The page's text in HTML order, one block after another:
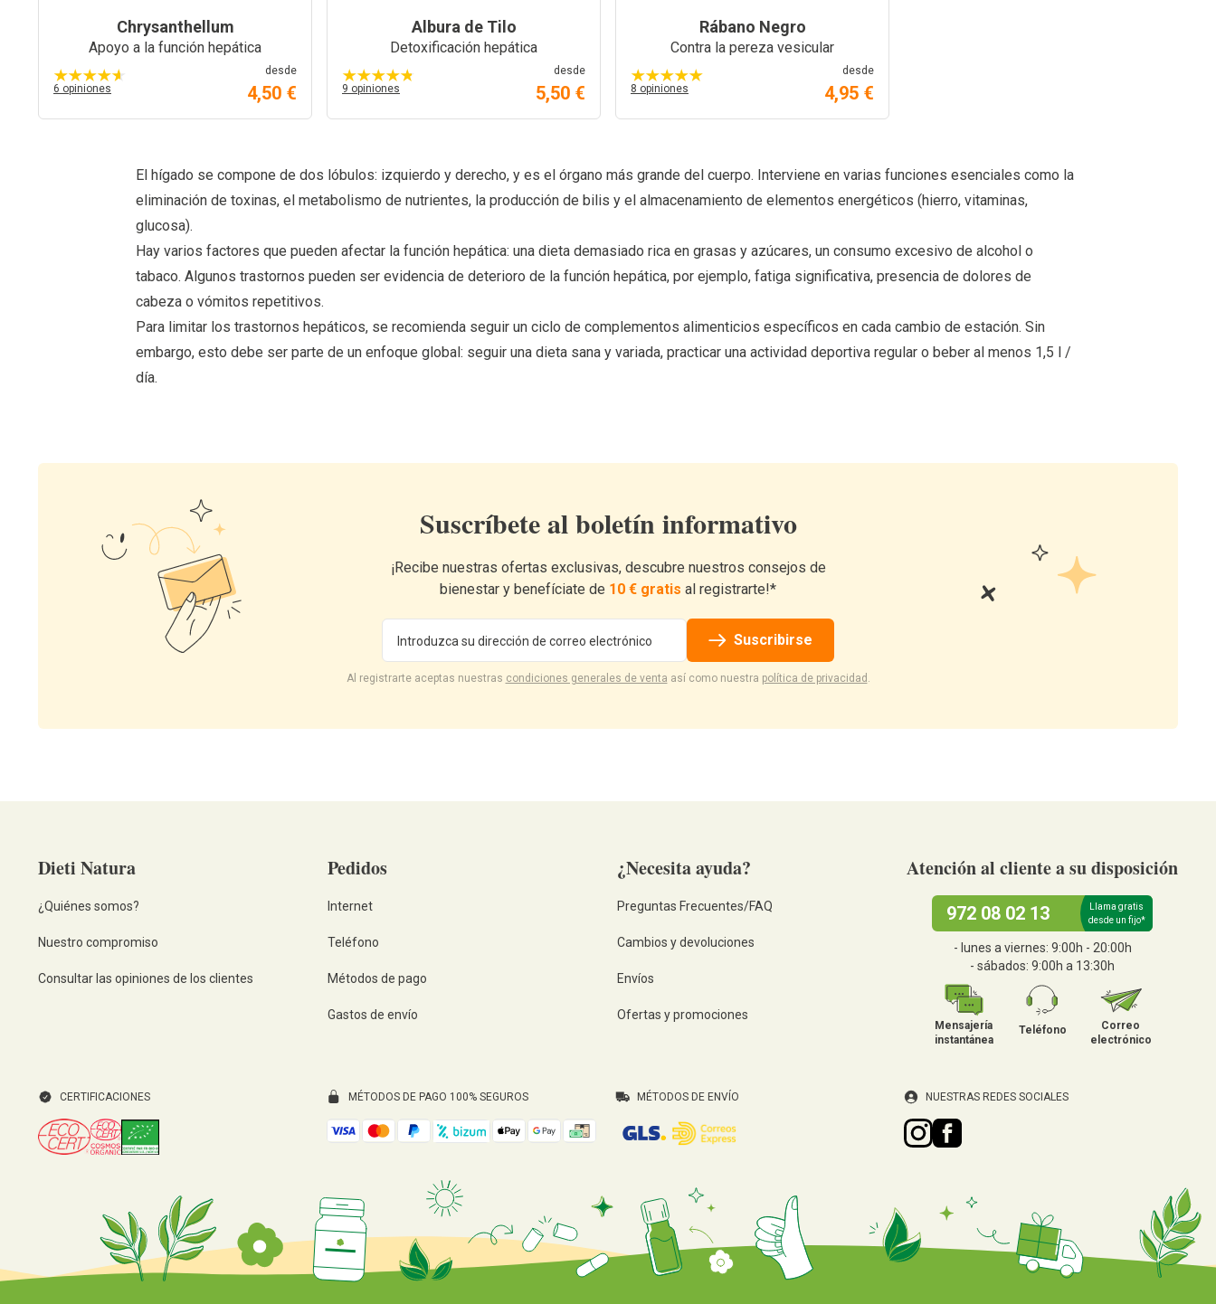
El hígado se compone de dos lóbulos: izquierdo y derecho, y es el órgano más grande del cuerpo. Interviene en varias funciones esenciales como la
eliminación de toxinas, el metabolismo de nutrientes, la producción de bilis y el almacenamiento de elementos energéticos (hierro, vitaminas,
glucosa).
Hay varios factores que pueden afectar la función hepática: una dieta demasiado rica en grasas y azúcares, un consumo excesivo de alcohol o
tabaco. Algunos trastornos pueden ser evidencia de deterioro de la función hepática, por ejemplo, fatiga significativa, presencia de dolores de
cabeza o vómitos repetitivos.
Para limitar los trastornos hepáticos, se recomienda seguir un ciclo de complementos alimenticios específicos en cada cambio de estación. Sin
embargo, esto debe ser parte de un enfoque global: seguir una dieta sana y variada, practicar una actividad deportiva regular o beber al menos 1,5 l /
día.
Chrysanthellum
Apoyo a la función hepática
6 opiniones
desde
4,50 €
Albura de Tilo
Detoxificación hepática
9 opiniones
desde
5,50 €
Rábano Negro
Contra la pereza vesicular
8 opiniones
desde
4,95 €
Suscríbete al boletín informativo
¡Recibe nuestras ofertas exclusivas, descubre nuestros consejos de
bienestar y benefíciate de 10 € gratis al registrarte!*
Suscribirse
Al registrarte aceptas nuestras condiciones generales de venta así como nuestra política de privacidad .
Dieti Natura
¿Quiénes somos?
Nuestro compromiso
Consultar las opiniones de los clientes
Pedidos
Internet
Teléfono
Métodos de pago
Gastos de envío
¿Necesita ayuda?
Preguntas Frecuentes/FAQ
Cambios y devoluciones
Envíos
Ofertas y promociones
Atención al cliente a su disposición
972 08 02 13
Llama gratis
desde un fijo*
- lunes a viernes: 9:00h - 20:00h
- sábados: 9:00h a 13:30h
Mensajería
instantánea
Teléfono
Correo
electrónico
CERTIFICACIONES MÉTODOS DE PAGO 100% SEGUROS MÉTODOS DE ENVÍO NUESTRAS REDES SOCIALES